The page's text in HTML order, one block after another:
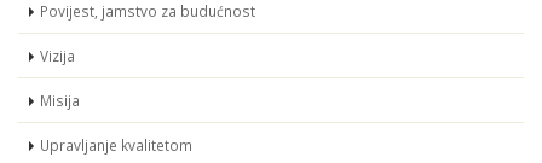
Povijest, jamstvo za budućnost
Vizija
Misija
Upravljanje kvalitetom